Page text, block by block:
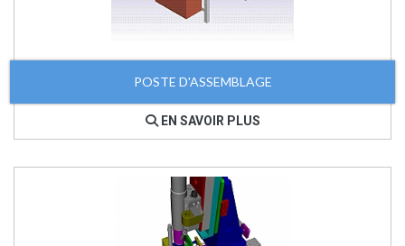
POSTE D'ASSEMBLAGE
EN SAVOIR PLUS